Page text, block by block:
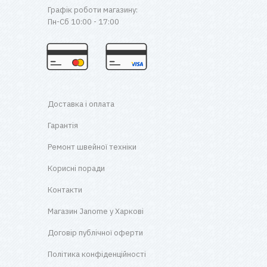
Графік роботи магазину:
Пн-Сб 10:00 - 17:00
Доставка і оплата
Гарантія
Ремонт швейної техніки
Корисні поради
Контакти
Магазин Janome у Харкові
Договір публічної оферти
Політика конфіденційності